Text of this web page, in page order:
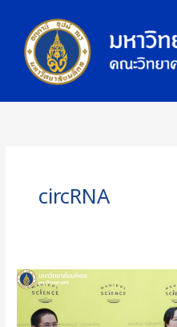
content
circRNA
คณะ
วิทย์
ม.มหิดล